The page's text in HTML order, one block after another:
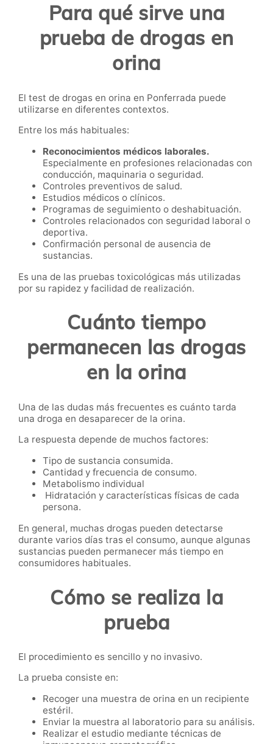
Para qué sirve una
prueba de drogas en
orina
El test de drogas en orina en Ponferrada puede
utilizarse en diferentes contextos.
Entre los más habituales:
Reconocimientos médicos laborales.
Especialmente en profesiones relacionadas con
conducción, maquinaria o seguridad.
Controles preventivos de salud.
Estudios médicos o clínicos.
Programas de seguimiento o deshabituación.
Controles relacionados con seguridad laboral o
deportiva.
Confirmación personal de ausencia de
sustancias.
Es una de las pruebas toxicológicas más utilizadas
por su rapidez y facilidad de realización.
Cuánto tiempo
permanecen las drogas
en la orina
Una de las dudas más frecuentes es cuánto tarda
una droga en desaparecer de la orina.
La respuesta depende de muchos factores:
Tipo de sustancia consumida.
Cantidad y frecuencia de consumo.
Metabolismo individual
Hidratación y características físicas de cada
persona.
En general, muchas drogas pueden detectarse
durante varios días tras el consumo, aunque algunas
sustancias pueden permanecer más tiempo en
consumidores habituales.
Cómo se realiza la
prueba
El procedimiento es sencillo y no invasivo.
La prueba consiste en:
Recoger una muestra de orina en un recipiente
estéril.
Enviar la muestra al laboratorio para su análisis.
Realizar el estudio mediante técnicas de